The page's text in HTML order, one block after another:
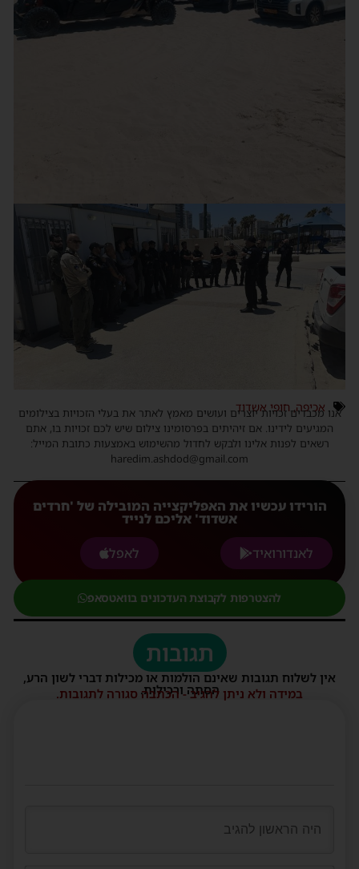
אכיפה, חופי אשדוד
אנו מכבדים זכויות יוצרים ועושים מאמץ לאתר את בעלי הזכויות בצילומים
המגיעים לידינו. אם זיהיתים בפרסומינו צילום שיש לכם זכויות בו, אתם
רשאים לפנות אלינו ולבקש לחדול מהשימוש באמצעות כתובת המייל:
haredim.ashdod@gmail.com
הורידו עכשיו את האפליקצייה המובילה של 'חרדים
אשדוד' אליכם לנייד
לאנדורואיד
לאפל
להצטרפות לקבוצת העדכונים בוואטסאפ
תגובות
אין לשלוח תגובות שאינם הולמות או מכילות דברי לשון הרע,
הסתה ורכילות.
במידה ולא ניתן להגיב - הכתבה סגורה לתגובות.